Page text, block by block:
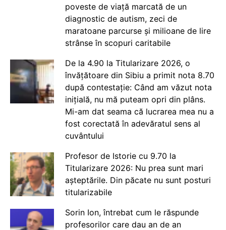
poveste de viață marcată de un
diagnostic de autism, zeci de
maratoane parcurse și milioane de lire
strânse în scopuri caritabile
De la 4.90 la Titularizare 2026, o
învățătoare din Sibiu a primit nota 8.70
după contestație: Când am văzut nota
inițială, nu mă puteam opri din plâns.
Mi-am dat seama că lucrarea mea nu a
fost corectată în adevăratul sens al
cuvântului
Profesor de Istorie cu 9.70 la
Titularizare 2026: Nu prea sunt mari
așteptările. Din păcate nu sunt posturi
titularizabile
Sorin Ion, întrebat cum le răspunde
profesorilor care dau an de an